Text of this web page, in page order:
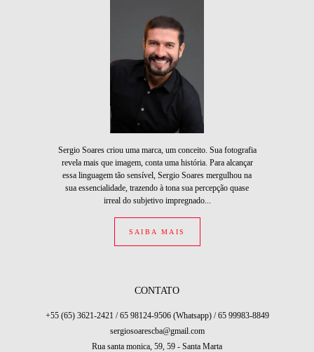
Sergio Soares criou uma marca, um conceito. Sua fotografia
revela mais que imagem, conta uma história. Para alcançar
essa linguagem tão sensível, Sergio Soares mergulhou na
sua essencialidade, trazendo à tona sua percepção quase
irreal do subjetivo impregnado...
SAIBA MAIS
CONTATO
+55 (65) 3621-2421 / 65 98124-9506 (Whatsapp) / 65 99983-8849
sergiosoarescba@gmail.com
Rua santa monica, 59, 59 - Santa Marta